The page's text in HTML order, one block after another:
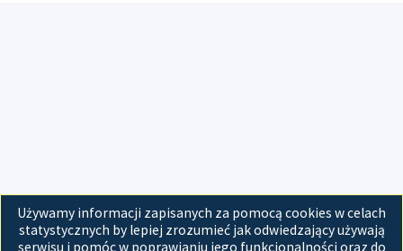
Używamy informacji zapisanych za pomocą cookies w celach
statystycznych by lepiej zrozumieć jak odwiedzający używają
serwisu i pomóc w poprawianiu jego funkcjonalności oraz do